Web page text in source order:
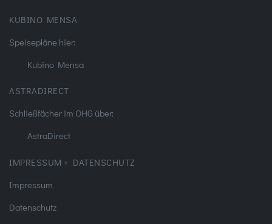
KUBINO MENSA
Speisepläne hier:
Kubino Mensa
ASTRADIRECT
Schließfächer im OHG über:
AstraDirect
IMPRESSUM + DATENSCHUTZ
Impressum
Datenschutz